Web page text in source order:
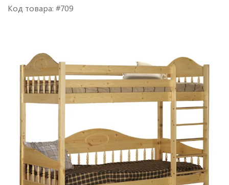
Код товара: #709